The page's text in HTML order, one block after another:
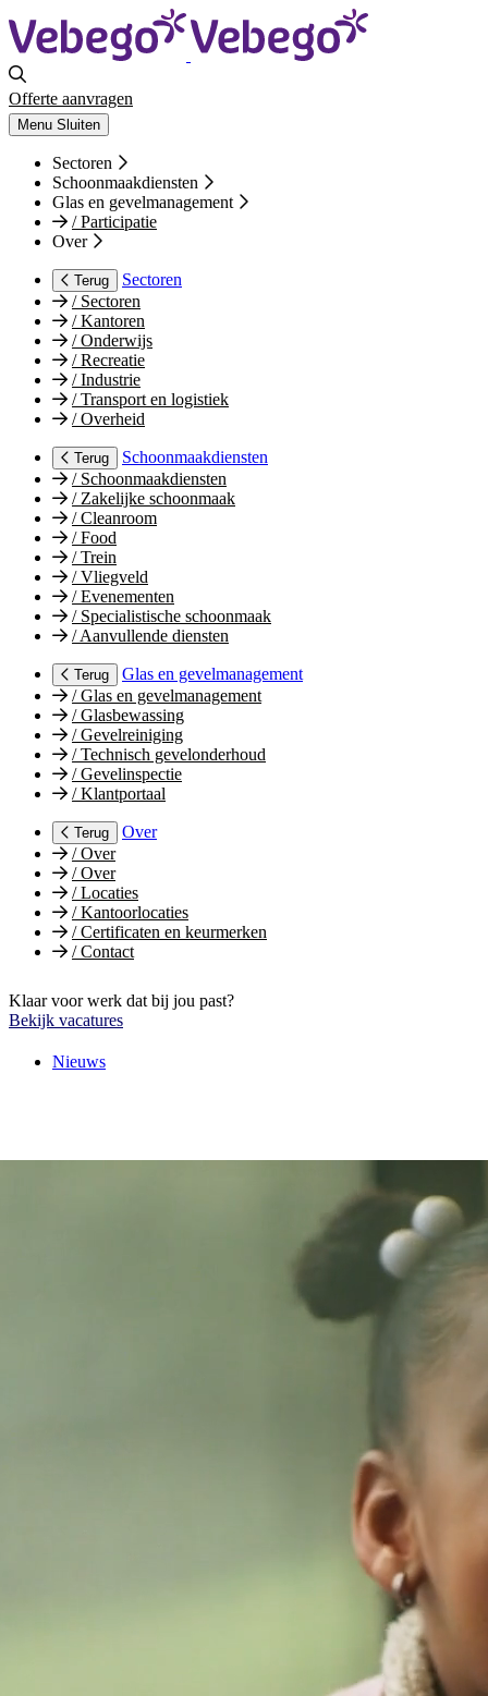
Offerte aanvragen
Menu Sluiten
Sectoren
Schoonmaakdiensten
Glas en gevelmanagement
/Participatie
Over
Terug
Sectoren
/Sectoren
/Kantoren
/Onderwijs
/Recreatie
/Industrie
/Transport en logistiek
/Overheid
Terug
Schoonmaakdiensten
/Schoonmaakdiensten
/Zakelijke schoonmaak
/Cleanroom
/Food
/Trein
/Vliegveld
/Evenementen
/Specialistische schoonmaak
/Aanvullende diensten
Terug
Glas en gevelmanagement
/Glas en gevelmanagement
/Glasbewassing
/Gevelreiniging
/Technisch gevelonderhoud
/Gevelinspectie
/Klantportaal
Terug
Over
/Over
/Over
/Locaties
/Kantoorlocaties
/Certificaten en keurmerken
/Contact
Klaar voor werk dat bij jou past?
Bekijk vacatures
Nieuws